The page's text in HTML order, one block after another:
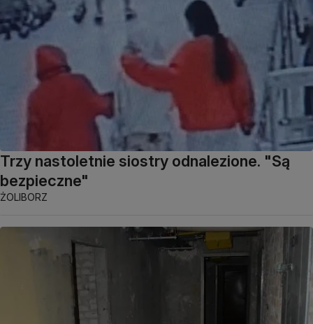
Trzy nastoletnie siostry odnalezione. "Są
bezpieczne"
ŻOLIBORZ